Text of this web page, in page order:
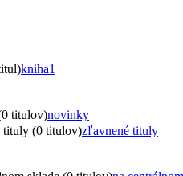
kniha1
titulov)novinky
tituly (0 titulov)zľavnené tituly